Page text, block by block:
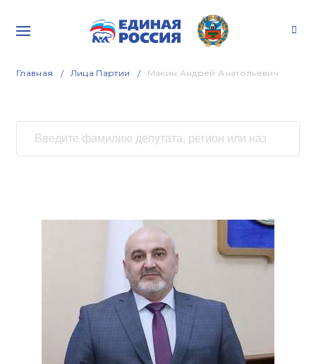
Главная Лица Партии Макин Андрей Анатольевич